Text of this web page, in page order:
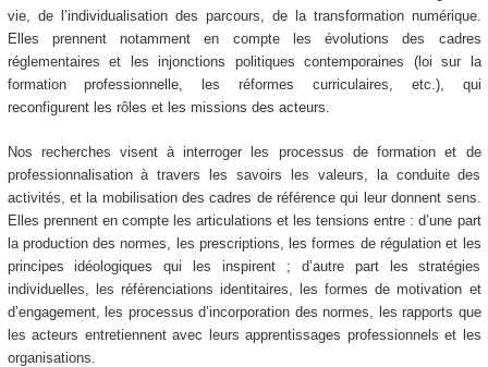
vie, de l’individualisation des parcours, de la transformation numérique.
Elles prennent notamment en compte les évolutions des cadres
réglementaires et les injonctions politiques contemporaines (loi sur la
formation professionnelle, les réformes curriculaires, etc.), qui
reconfigurent les rôles et les missions des acteurs.
Nos recherches visent à interroger les processus de formation et de
professionnalisation à travers les savoirs les valeurs, la conduite des
activités, et la mobilisation des cadres de référence qui leur donnent sens.
Elles prennent en compte les articulations et les tensions entre : d’une part
la production des normes, les prescriptions, les formes de régulation et les
principes idéologiques qui les inspirent ; d’autre part les stratégies
individuelles, les référenciations identitaires, les formes de motivation et
d’engagement, les processus d’incorporation des normes, les rapports que
les acteurs entretiennent avec leurs apprentissages professionnels et les
organisations.